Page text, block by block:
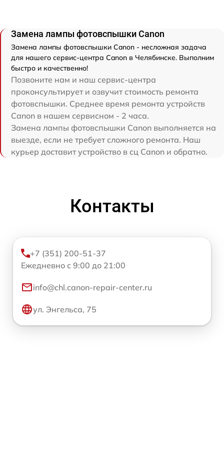
Замена лампы фотовспышки Canon
Замена лампы фотовспышки Canon - несложная задача
для нашего сервис-центра Canon в Челябинске. Выполним
быстро и качественно!
Позвоните нам и наш сервис-центра
проконсультирует и озвучит стоимость ремонта
фотовспышки. Среднее время ремонта устройств
Canon в нашем сервисном - 2 часа.
Замена лампы фотовспышки Canon выполняется на
выезде, если не требует сложного ремонта. Наш
курьер доставит устройство в сц Canon и обратно.
Контакты
+7 (351) 200-51-37
Ежедневно с 9:00 до 21:00
info@chl.canon-repair-center.ru
ул. Энгельса, 75